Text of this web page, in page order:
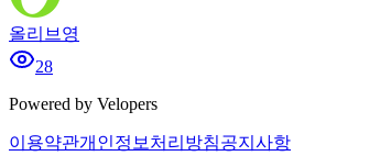
올리브영
28
Powered by Velopers
이용약관개인정보처리방침공지사항